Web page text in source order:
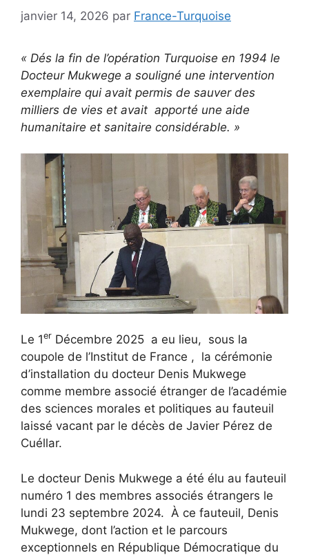
janvier 14, 2026 par France-Turquoise
« Dés la fin de l’opération Turquoise en 1994 le
Docteur Mukwege a souligné une intervention
exemplaire qui avait permis de sauver des
milliers de vies et avait apporté une aide
humanitaire et sanitaire considérable. »
Le 1er Décembre 2025 a eu lieu, sous la
coupole de l’Institut de France , la cérémonie
d’installation du docteur Denis Mukwege
comme membre associé étranger de l’académie
des sciences morales et politiques au fauteuil
laissé vacant par le décès de Javier Pérez de
Cuéllar.
Le docteur Denis Mukwege a été élu au fauteuil
numéro 1 des membres associés étrangers le
lundi 23 septembre 2024. À ce fauteuil, Denis
Mukwege, dont l’action et le parcours
exceptionnels en République Démocratique du